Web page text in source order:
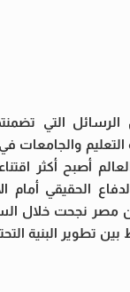
التي
والجامعات
أصبح أكثر
الحقيقي أمام
مصر نجحت خلال
تطوير البنية